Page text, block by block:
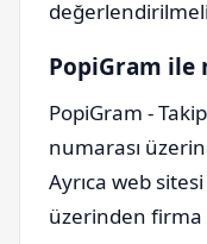
PopiGram ile
PopiGram -
numarası
Ayrıca web
üzerinden firma